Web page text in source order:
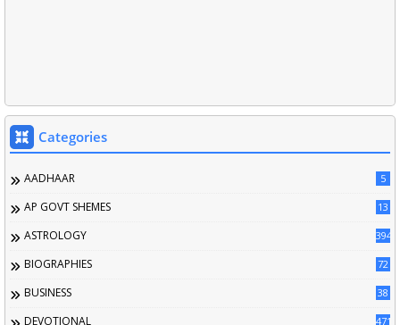
Categories
AADHAAR 5
AP GOVT SHEMES 13
ASTROLOGY 394
BIOGRAPHIES 72
BUSINESS 38
DEVOTIONAL 471